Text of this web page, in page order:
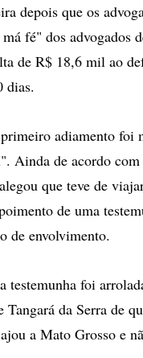
depois que os
fé" dos advogados
de R$ 18,6 mil ao
dias.
adiamento foi
Ainda de acordo
que teve de
de uma
de envolvimento.
testemunha foi
da Serra de
a Mato Grosso e